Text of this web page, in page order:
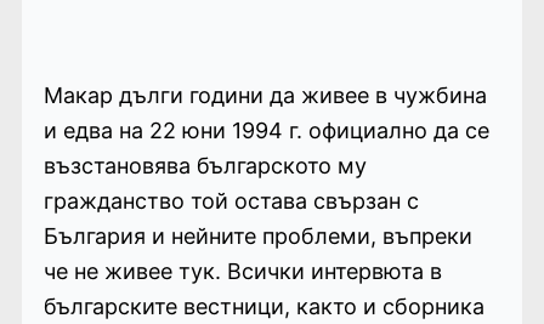
Макар дълги години да живее в чужбина
и едва на 22 юни 1994 г. официално да се
възстановява българското му
гражданство той остава свързан с
България и нейните проблеми, въпреки
че не живее тук. Всички интервюта в
българските вестници, както и сборника